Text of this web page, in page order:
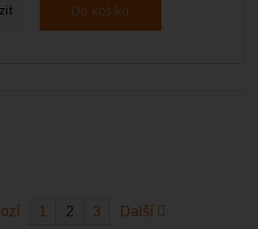
Do košíku
1 2 3 Další